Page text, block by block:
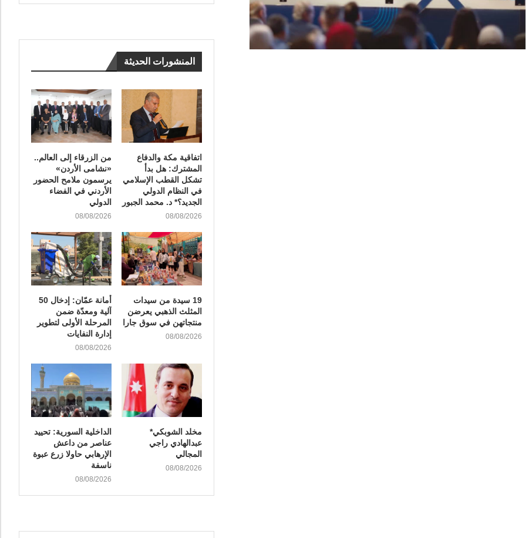
المنشورات الحديثة
اتفاقية مكة والدفاع
المشترك: هل بدأ
تشكل القطب الإسلامي
في النظام الدولي
الجديد؟* د. محمد الجبور
08/08/2026
من الزرقاء إلى العالم..
«نشامى الأردن»
يرسمون ملامح الحضور
الأردني في الفضاء
الدولي
08/08/2026
19 سيدة من سيدات
المثلث الذهبي يعرضن
منتجاتهن في سوق جارا
08/08/2026
أمانة عمّان: إدخال 50
آلية ومعدّة ضمن
المرحلة الأولى لتطوير
إدارة النفايات
08/08/2026
مخلد الشوبكي*
عبدالهادي راجي
المجالي
08/08/2026
الداخلية السورية: تحييد
عناصر من داعش
الإرهابي حاولا زرع عبوة
ناسفة
08/08/2026